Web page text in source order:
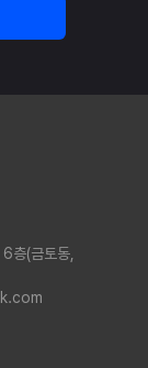
층(금토동,